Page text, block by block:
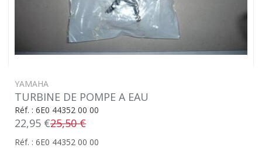
YAMAHA
TURBINE DE POMPE A EAU
Réf. : 6E0 44352 00 00
22,95 €25,50 €
Réf. : 6E0 44352 00 00